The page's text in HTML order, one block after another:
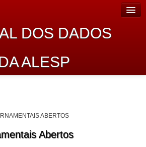
DOS DADOS
ALESP
ABERTOS
Abertos